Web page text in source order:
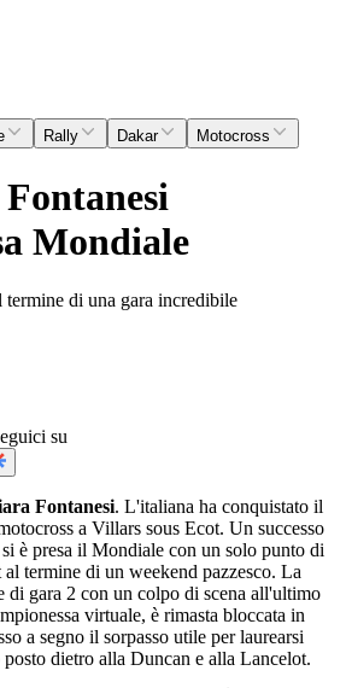
Rally Dakar Motocross
Mondiale
di una gara incredibile
su
Fontanesi. L'italiana ha conquistato il
a Villars sous Ecot. Un successo
è presa il Mondiale con un solo punto di
termine di un weekend pazzesco. La
di gara 2 con un colpo di scena all'ultimo
virtuale, è rimasta bloccata in
a segno il sorpasso utile per laurearsi
dietro alla Duncan e alla Lancelot.